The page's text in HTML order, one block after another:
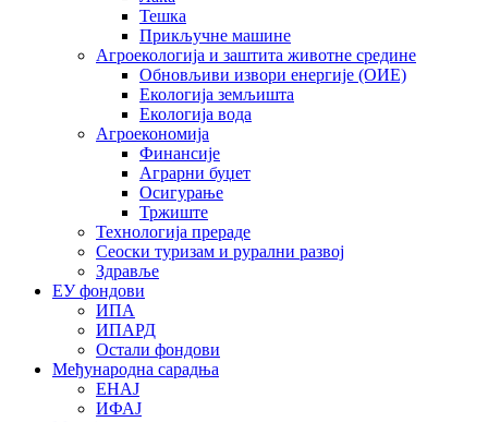
Тешка
Прикључне машине
Агроекологија и заштита животне средине
Обновљиви извори енергије (ОИЕ)
Екологија земљишта
Екологија вода
Агроекономија
Финансије
Аграрни буџет
Осигурање
Тржиште
Технологија прераде
Сеоски туризам и рурални развој
Здравље
ЕУ фондови
ИПА
ИПАРД
Остали фондови
Међународна сарадња
ЕНАЈ
ИФАЈ